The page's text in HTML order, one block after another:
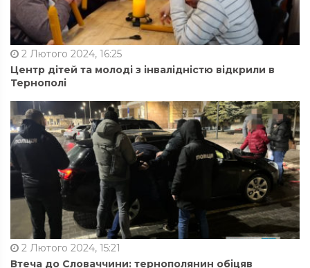
2 Лютого 2024, 16:25
Центр дітей та молоді з інвалідністю відкрили в
Тернополі
2 Лютого 2024, 15:21
Втеча до Словаччини: тернополянин обіцяв